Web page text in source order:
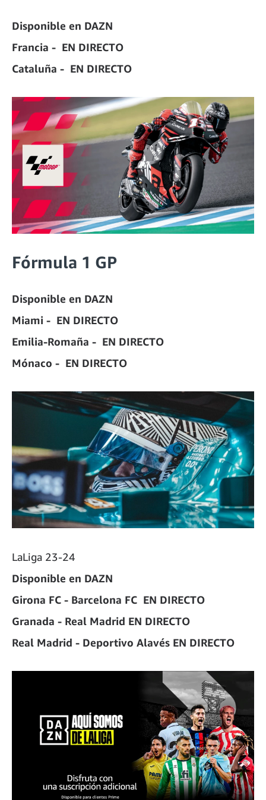
Disponible en DAZN
Francia - EN DIRECTO
Cataluña - EN DIRECTO
Fórmula 1 GP
Disponible en DAZN
Miami - EN DIRECTO
Emilia-Romaña - EN DIRECTO
Mónaco - EN DIRECTO
LaLiga 23-24
Disponible en DAZN
Girona FC - Barcelona FC EN DIRECTO
Granada - Real Madrid EN DIRECTO
Real Madrid - Deportivo Alavés EN DIRECTO